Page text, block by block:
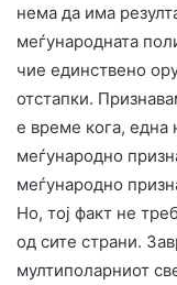
нема да има
меѓународната
чие единствено
отстапки.
е време кога, една
меѓународно
меѓународно
Но, тој факт не
од сите страни.
мултиполарниот